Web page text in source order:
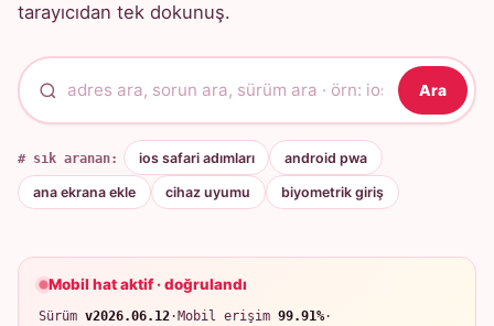
tarayıcıdan tek dokunuş.
Ara
# sık aranan: ios safari adımları android pwa
ana ekrana ekle cihaz uyumu biyometrik giriş
Mobil hat aktif · doğrulandı
Sürüm v2026.06.12·Mobil erişim 99.91%·